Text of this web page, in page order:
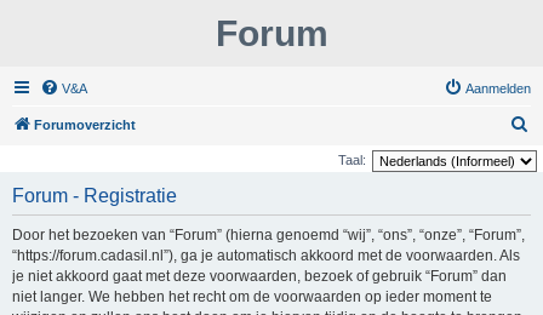
Forum
V&A Aanmelden
Forumoverzicht
o
Taal:
Forum - Registratie
Door het bezoeken van “Forum” (hierna genoemd “wij”, “ons”, “onze”, “Forum”,
“https://forum.cadasil.nl”), ga je automatisch akkoord met de voorwaarden. Als
je niet akkoord gaat met deze voorwaarden, bezoek of gebruik “Forum” dan
niet langer. We hebben het recht om de voorwaarden op ieder moment te